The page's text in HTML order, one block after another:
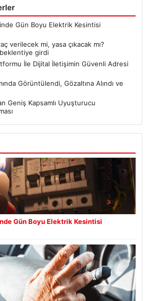
Gün Boyu Elektrik Kesintisi
verilecek mi, yasa çıkacak mı?
girdi
İle Dijital İletişimin Güvenli Adresi
Görüntülendi, Gözaltına Alındı ve
Geniş Kapsamlı Uyuşturucu
Gün Boyu Elektrik Kesintisi